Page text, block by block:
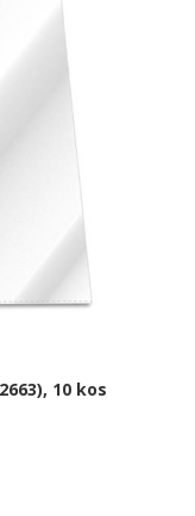
10 kos